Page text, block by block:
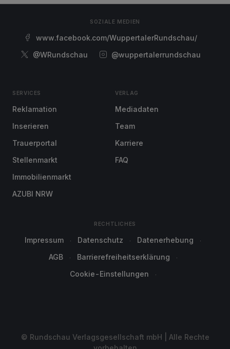
SOZIALE MEDIEN
www.facebook.com/WuppertalerRundschau/
@WRundschau
@wuppertalerrundschau
SERVICES
Reklamation
Inserieren
Trauerportal
Stellenmarkt
Immobilienmarkt
AZUBI NRW
VERLAG
Mediadaten
Team
Karriere
FAQ
RECHTLICHES
Impressum Datenschutz
Datenerhebung
AGB
Barrierefreiheitserklärung
Cookie-Einstellungen
© Rundschau Verlagsgesellschaft mbH | Alle Rechte